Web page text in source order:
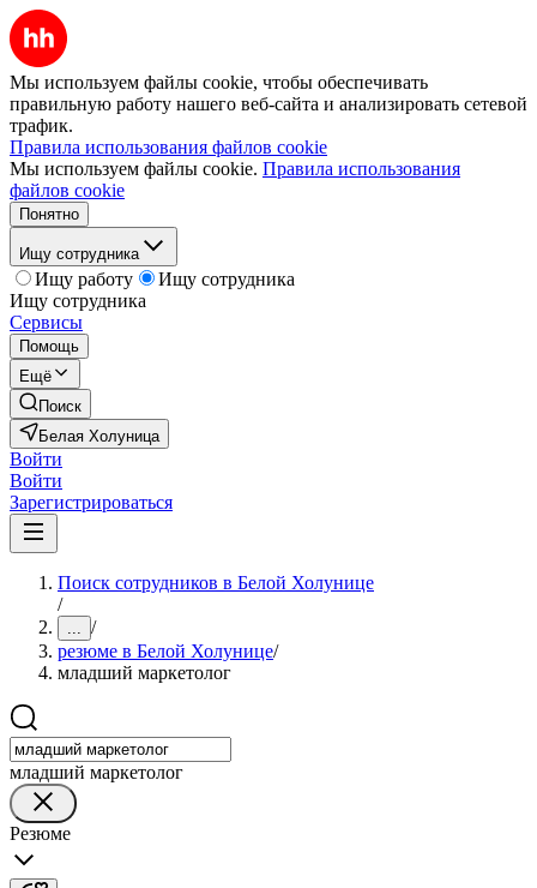
Мы используем файлы cookie, чтобы обеспечивать
правильную работу нашего веб-сайта и анализировать сетевой
трафик.
Правила использования файлов cookie
Мы используем файлы cookie. Правила использования
файлов cookie
Понятно
Ищу сотрудника
Ищу работу
Ищу сотрудника
Ищу сотрудника
Сервисы
Помощь
Ещё
Поиск
Белая Холуница
Войти
Войти
Зарегистрироваться
Поиск сотрудников в Белой Холунице
/
... /
резюме в Белой Холунице/
младший маркетолог
младший маркетолог
Резюме